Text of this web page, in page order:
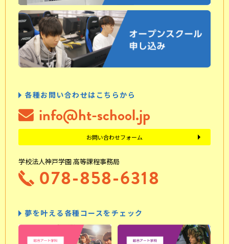
各種お問い合わせはこちらから
info@ht-school.jp
お問い合わせフォーム
学校法人神戸学園 高等課程事務局
078-858-6318
夢を叶える各種コースをチェック